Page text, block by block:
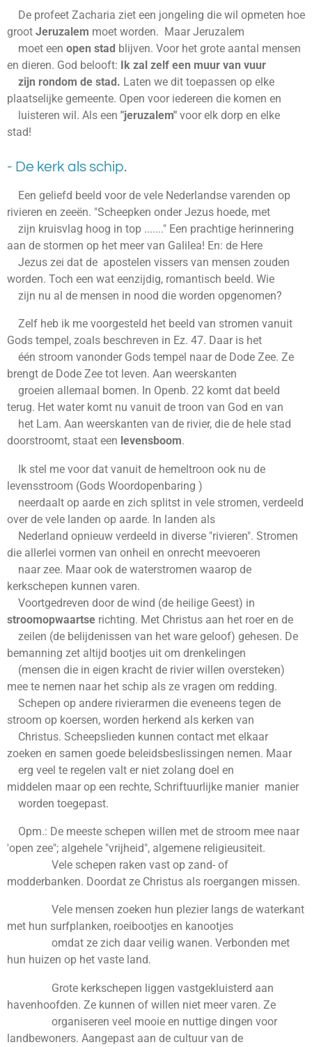
De profeet Zacharia ziet een jongeling die wil opmeten hoe
groot Jeruzalem moet worden. Maar Jeruzalem
moet een open stad blijven. Voor het grote aantal mensen
en dieren. God belooft: Ik zal zelf een muur van vuur
zijn rondom de stad. Laten we dit toepassen op elke
plaatselijke gemeente. Open voor iedereen die komen en
luisteren wil. Als een "jeruzalem" voor elk dorp en elke
stad!
- De kerk als schip.
Een geliefd beeld voor de vele Nederlandse varenden op
rivieren en zeeën. "Scheepken onder Jezus hoede, met
zijn kruisvlag hoog in top ......." Een prachtige herinnering
aan de stormen op het meer van Galilea! En: de Here
Jezus zei dat de apostelen vissers van mensen zouden
worden. Toch een wat eenzijdig, romantisch beeld. Wie
zijn nu al de mensen in nood die worden opgenomen?
Zelf heb ik me voorgesteld het beeld van stromen vanuit
Gods tempel, zoals beschreven in Ez. 47. Daar is het
één stroom vanonder Gods tempel naar de Dode Zee. Ze
brengt de Dode Zee tot leven. Aan weerskanten
groeien allemaal bomen. In Openb. 22 komt dat beeld
terug. Het water komt nu vanuit de troon van God en van
het Lam. Aan weerskanten van de rivier, die de hele stad
doorstroomt, staat een levensboom.
Ik stel me voor dat vanuit de hemeltroon ook nu de
levensstroom (Gods Woordopenbaring )
neerdaalt op aarde en zich splitst in vele stromen, verdeeld
over de vele landen op aarde. In landen als
Nederland opnieuw verdeeld in diverse "rivieren". Stromen
die allerlei vormen van onheil en onrecht meevoeren
naar zee. Maar ook de waterstromen waarop de
kerkschepen kunnen varen.
Voortgedreven door de wind (de heilige Geest) in
stroomopwaartse richting. Met Christus aan het roer en de
zeilen (de belijdenissen van het ware geloof) gehesen. De
bemanning zet altijd bootjes uit om drenkelingen
(mensen die in eigen kracht de rivier willen oversteken)
mee te nemen naar het schip als ze vragen om redding.
Schepen op andere rivierarmen die eveneens tegen de
stroom op koersen, worden herkend als kerken van
Christus. Scheepslieden kunnen contact met elkaar
zoeken en samen goede beleidsbeslissingen nemen. Maar
erg veel te regelen valt er niet zolang doel en
middelen maar op een rechte, Schriftuurlijke manier manier
worden toegepast.
Opm.: De meeste schepen willen met de stroom mee naar
'open zee"; algehele "vrijheid", algemene religieusiteit.
Vele schepen raken vast op zand- of
modderbanken. Doordat ze Christus als roergangen missen.
Vele mensen zoeken hun plezier langs de waterkant
met hun surfplanken, roeibootjes en kanootjes
omdat ze zich daar veilig wanen. Verbonden met
hun huizen op het vaste land.
Grote kerkschepen liggen vastgekluisterd aan
havenhoofden. Ze kunnen of willen niet meer varen. Ze
organiseren veel mooie en nuttige dingen voor
landbewoners. Aangepast aan de cultuur van de